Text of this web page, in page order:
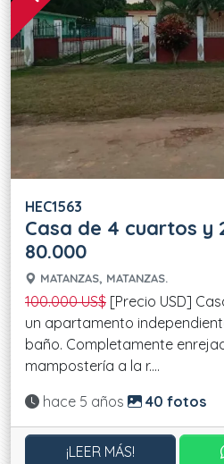
HEC1563
Casa de 4 cuartos y
80.000
MATANZAS, MATANZAS.
100.000 US$ [Precio USD]
un apartamento
baño. Completamente
mampostería a la r....
Actualizado:
hace 5 años 40 fotos
¡LEER MÁS!